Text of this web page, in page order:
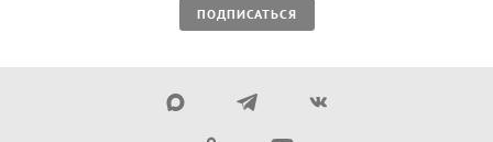
ПОДПИСАТЬСЯ